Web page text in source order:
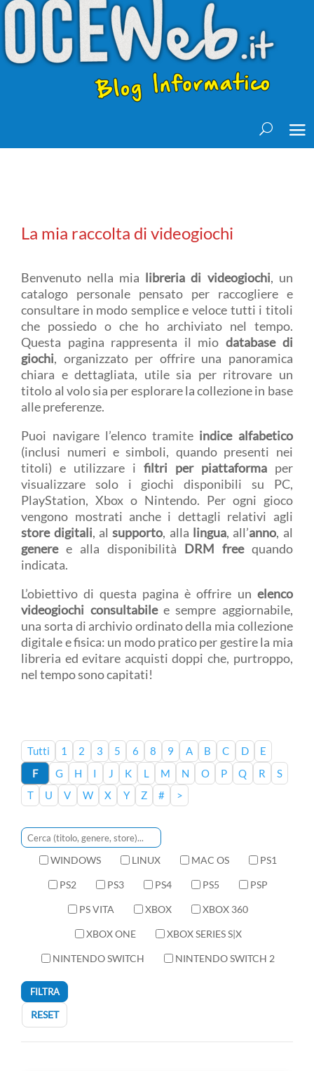
La mia raccolta di videogiochi
Benvenuto nella mia libreria di videogiochi, un
catalogo personale pensato per raccogliere e
consultare in modo semplice e veloce tutti i titoli
che possiedo o che ho archiviato nel tempo.
Questa pagina rappresenta il miodatabase di
giochi, organizzato per offrire una panoramica
chiara e dettagliata, utile sia per ritrovare un
titolo al volo sia per esplorare la collezione in base
alle preferenze.
Puoi navigare l’elenco tramite indice alfabetico
(inclusi numeri e simboli, quando presenti nei
titoli) e utilizzare i filtri per piattaformaper
visualizzare solo i giochi disponibili su PC,
PlayStation, Xbox o Nintendo. Per ogni gioco
vengono mostrati anche i dettagli relativi agli
store digitali, alsupporto, alla lingua, all’anno, al
generee alla disponibilità DRM freequando
indicata.
L’obiettivo di questa pagina è offrire un elenco
videogiochi consultabilee sempre aggiornabile,
una sorta di archivio ordinato della mia collezione
digitale e fisica: un modo pratico per gestire la mia
libreria ed evitare acquisti doppi che, purtroppo,
nel tempo sono capitati!
Tutti 1 2 3 5 6 8 9 A B C D
E
F
G H I J K L M N O P Q R
S
T
U V W X Y Z # >
WINDOWS LINUX MAC OS PS1
PS2 PS3 PS4 PS5 PSP
PS VITA XBOX XBOX 360
XBOX ONE XBOX SERIES S|X
NINTENDO SWITCH NINTENDO SWITCH 2
FILTRA
RESET